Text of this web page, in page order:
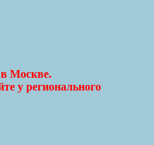
Москве.
у регионального